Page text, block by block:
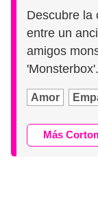
Descubre la
entre un
amigos
Amor
Más